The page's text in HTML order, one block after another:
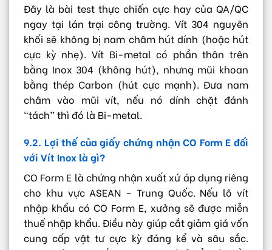
Đây là bài test thực chiến cực hay của QA/QC
ngay tại lán trại công trường. Vít 304 nguyên
khối sẽ không bị nam châm hút dính (hoặc hút
cực kỳ nhẹ). Vít Bi-metal có phần thân trên
bằng Inox 304 (không hút), nhưng mũi khoan
bằng thép Carbon (hút cực mạnh). Đưa nam
châm vào mũi vít, nếu nó dính chặt đánh
“tách” thì đó là Bi-metal.
9.2. Lợi thế của giấy chứng nhận CO Form E đối
với Vít Inox là gì?
CO Form E là chứng nhận xuất xứ áp dụng riêng
cho khu vực ASEAN – Trung Quốc. Nếu lô vít
nhập khẩu có CO Form E, xưởng sẽ được miễn
thuế nhập khẩu. Điều này giúp cắt giảm giá vốn
cung cấp vật tư cực kỳ đáng kể và sâu sắc.